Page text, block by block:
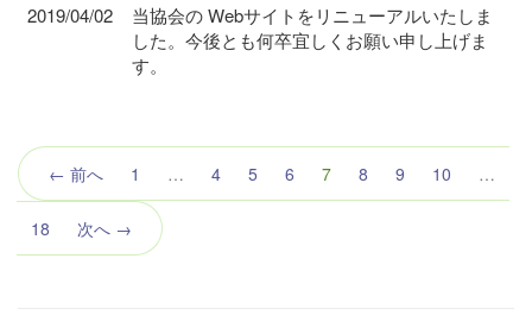
2019/04/02
当協会の Webサイトをリニューアルいたしま
した。今後とも何卒宜しくお願い申し上げま
す。
← 前へ 1 … 4 5 6 7（こ
の
8 9 10 …
18 次へ →